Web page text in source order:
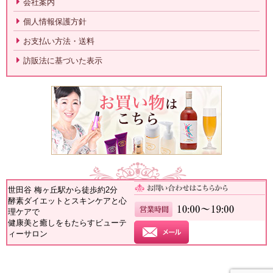
会社案内
個人情報保護方針
お支払い方法・送料
訪販法に基づいた表示
世田谷 梅ヶ丘駅から徒歩約2分
酵素ダイエットとスキンケアと心
理ケアで
健康美と癒しをもたらすビューテ
ィーサロン